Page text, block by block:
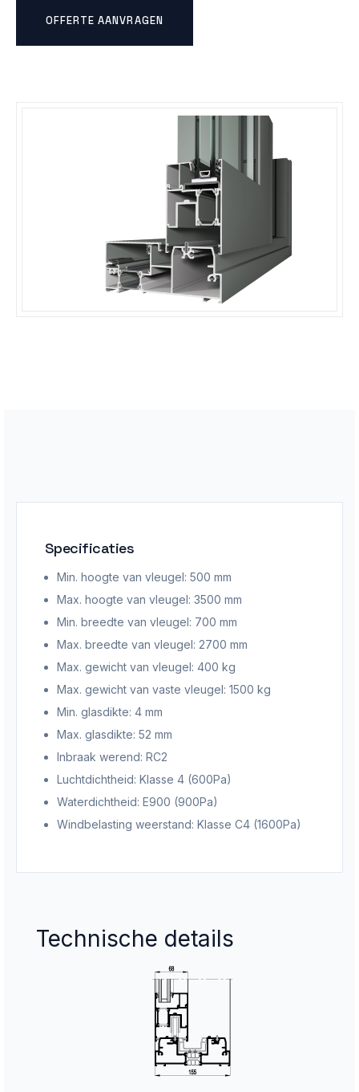
OFFERTE AANVRAGEN
Specificaties
Min. hoogte van vleugel: 500 mm
Max. hoogte van vleugel: 3500 mm
Min. breedte van vleugel: 700 mm
Max. breedte van vleugel: 2700 mm
Max. gewicht van vleugel: 400 kg
Max. gewicht van vaste vleugel: 1500 kg
Min. glasdikte: 4 mm
Max. glasdikte: 52 mm
Inbraak werend: RC2
Luchtdichtheid: Klasse 4 (600Pa)
Waterdichtheid: E900 (900Pa)
Windbelasting weerstand: Klasse C4 (1600Pa)
Technische details